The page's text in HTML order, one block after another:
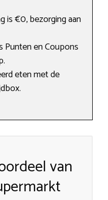
is €0, bezorging aan
Punten en Coupons
eten met de
van